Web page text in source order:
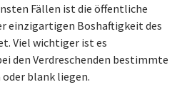
Fällen ist die öffentliche
einzigartigen Boshaftigkeit des
Viel wichtiger ist es
den Verdreschenden bestimmte
blank liegen.